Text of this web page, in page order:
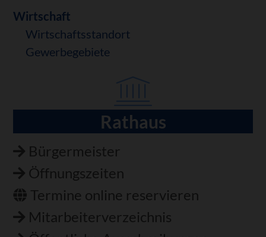
Wirtschaft
Wirtschaftsstandort
Gewerbegebiete
Rathaus
Bürgermeister
Öffnungszeiten
Termine online reservieren
Mitarbeiterverzeichnis